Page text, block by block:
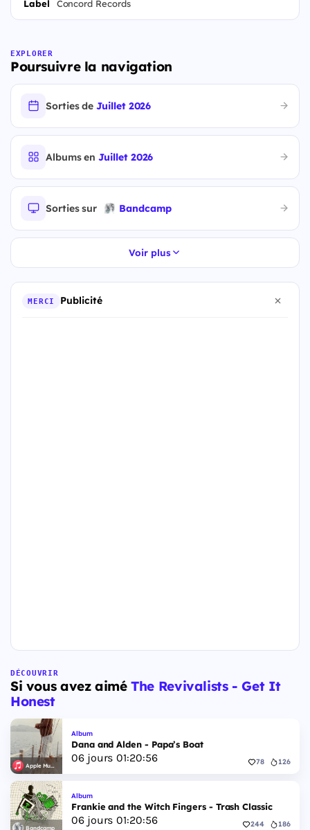
Label Concord Records
EXPLORER
Poursuivre la navigation
Sorties deJuillet 2026
Albums enJuillet 2026
Sorties sur Bandcamp
Voir plus
MERCI Publicité
DÉCOUVRIR
Si vous avez aiméThe Revivalists - Get It
Honest
Apple Music
Album
Dana and Alden - Papa’s Boat
06jours 01:20:55 78 126
Bandcamp
Album
Frankie and the Witch Fingers - Trash Classic
06jours 01:20:55 244 186